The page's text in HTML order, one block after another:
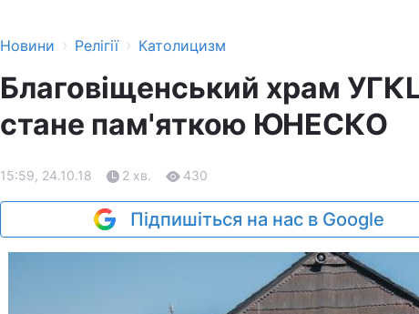
Новини › Релігії › Католицизм
Благовіщенський храм
стане пам'яткою ЮНЕСКО
15:59, 24.10.18 2 хв. 430
Підпишіться на нас в Google